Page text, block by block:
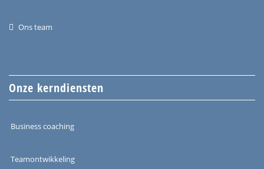
Ons team
Onze kerndiensten
Business coaching
Teamontwikkeling